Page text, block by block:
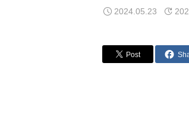
2024.05.23
Post